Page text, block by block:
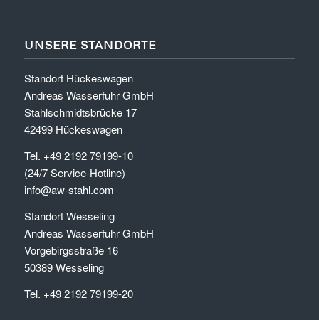
UNSERE STANDORTE
Standort Hückeswagen
Andreas Wasserfuhr GmbH
Stahlschmidtsbrücke 17
42499 Hückeswagen
Tel. +49 2192 79199-10
(24/7 Service-Hotline)
info@aw-stahl.com
Standort Wesseling
Andreas Wasserfuhr GmbH
Vorgebirgsstraße 16
50389 Wesseling
Tel. +49 2192 79199-20